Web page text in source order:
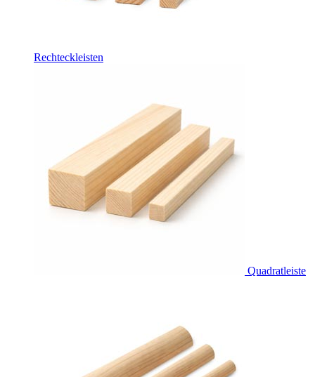
Rechteckleisten
Quadratleiste